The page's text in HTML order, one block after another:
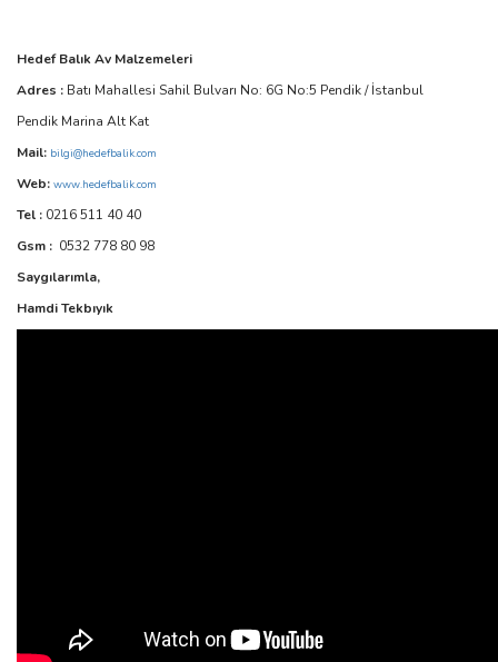
Hedef Balık Av Malzemeleri
Adres : Batı Mahallesi Sahil Bulvarı No: 6G No:5 Pendik / İstanbul
Pendik Marina Alt Kat
Mail: bilgi@hedefbalik.com
Web: www.hedefbalik.com
Tel : 0216 511 40 40
Gsm : 0532 778 80 98
Saygılarımla,
Hamdi Tekbıyık